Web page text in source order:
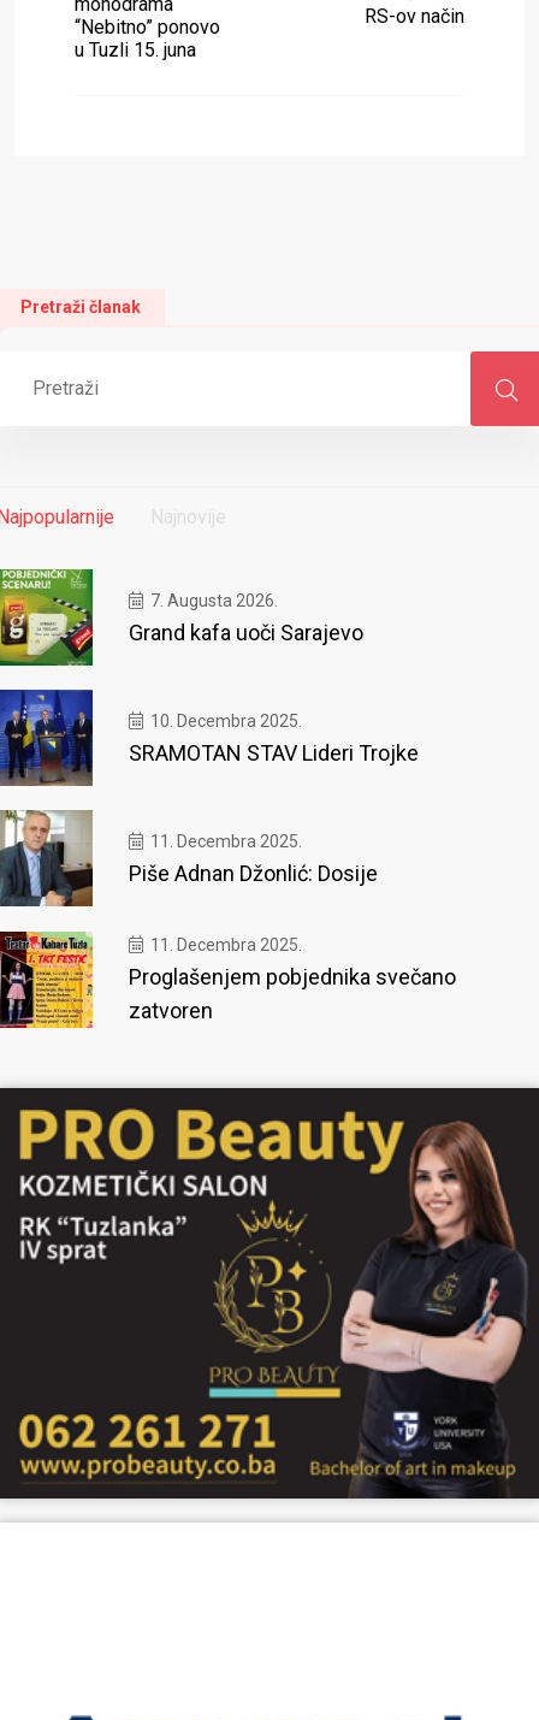
“Nebitno” ponovo
u Tuzli 15. juna
RS-ov način
Pretraži članak
Najnovije
7. Augusta 2026.
Grand kafa uoči Sarajevo
10. Decembra 2025.
SRAMOTAN STAV Lideri Trojke
11. Decembra 2025.
Piše Adnan Džonlić: Dosije
11. Decembra 2025.
Proglašenjem pobjednika svečano
zatvoren